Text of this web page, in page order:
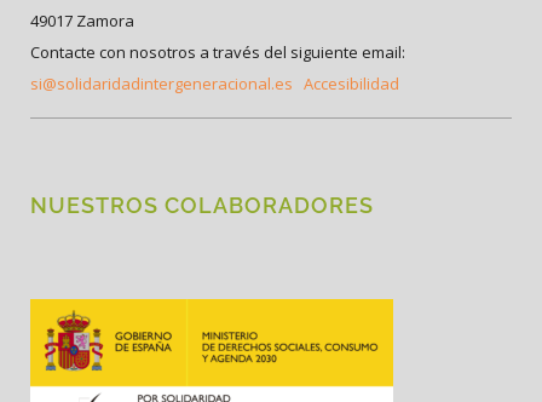
49017 Zamora
Contacte con nosotros a través del siguiente email:
si@solidaridadintergeneracional.es Accesibilidad
NUESTROS COLABORADORES